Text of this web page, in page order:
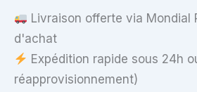
Livraison offerte via Mondial
d'achat
Expédition rapide sous 24h
réapprovisionnement)